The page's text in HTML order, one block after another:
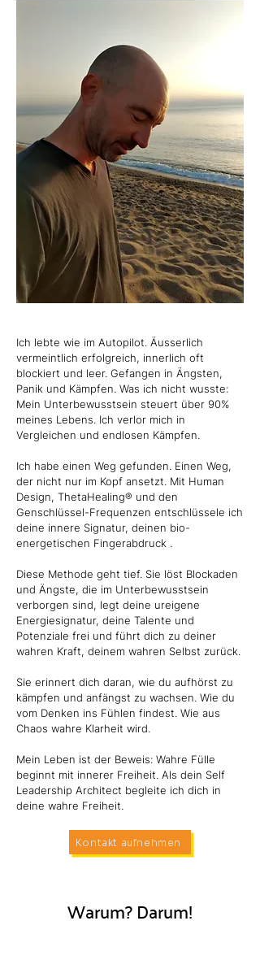
Ich lebte wie im Autopilot. Äusserlich
vermeintlich erfolgreich, innerlich oft
blockiert und leer. Gefangen in Ängsten,
Panik und Kämpfen. Was ich nicht wusste:
Mein Unterbewusstsein steuert über 90%
meines Lebens. Ich verlor mich in
Vergleichen und endlosen Kämpfen.
Ich habe einen Weg gefunden. Einen Weg,
der nicht nur im Kopf ansetzt. Mit Human
Design, ThetaHealing® und den
Genschlüssel-Frequenzen entschlüssele ich
deine innere Signatur, deinen bio-
energetischen Fingerabdruck .
Diese Methode geht tief. Sie löst Blockaden
und Ängste, die im Unterbewusstsein
verborgen sind, legt deine ureigene
Energiesignatur, deine Talente und
Potenziale frei und führt dich zu deiner
wahren Kraft, deinem wahren Selbst zurück.
Sie erinnert dich daran, wie du aufhörst zu
kämpfen und anfängst zu wachsen. Wie du
vom Denken ins Fühlen findest. Wie aus
Chaos wahre Klarheit wird.
Mein Leben ist der Beweis: Wahre Fülle
beginnt mit innerer Freiheit. Als dein Self
Leadership Architect begleite ich dich in
deine wahre Freiheit.
Kontakt aufnehmen
Warum? Darum!